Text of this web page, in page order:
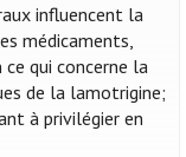
influencent la
médicaments,
qui concerne la
de la lamotrigine;
à privilégier en